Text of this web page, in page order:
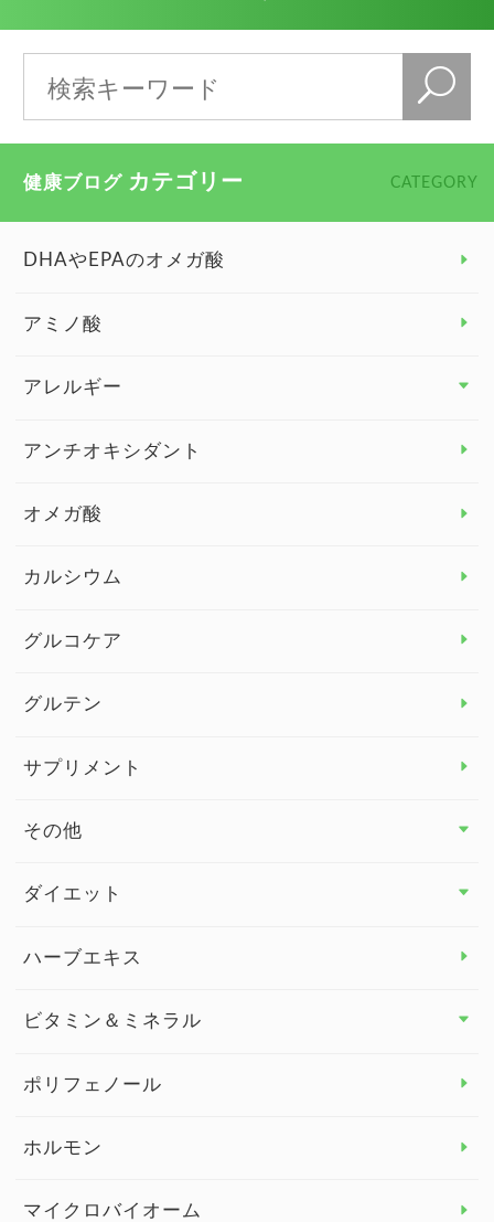
健康ブログ カテゴリー CATEGORY
DHAやEPAのオメガ酸
アミノ酸
アレルギー
アレルギー トップ
アンチオキシダント
オメガ酸
カルシウム
グルコケア
グルテン
サプリメント
その他
その他 トップ
健康セミナー
ダイエット
ダイエット トップ
ハーブエキス
ビタミン＆ミネラル
ビタミン＆ミネラル トップ
ポリフェノール
ホルモン
マイクロバイオーム